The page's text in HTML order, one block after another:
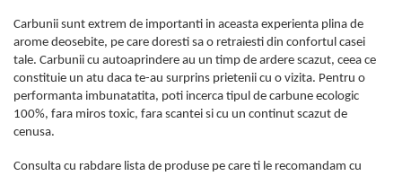
Carbunii sunt extrem de importanti in aceasta experienta plina de
arome deosebite, pe care doresti sa o retraiesti din confortul casei
tale. Carbunii cu autoaprindere au un timp de ardere scazut, ceea ce
constituie un atu daca te-au surprins prietenii cu o vizita. Pentru o
performanta imbunatatita, poti incerca tipul de carbune ecologic
100%, fara miros toxic, fara scantei si cu un continut scazut de
cenusa.
Consulta cu rabdare lista de produse pe care ti le recomandam cu